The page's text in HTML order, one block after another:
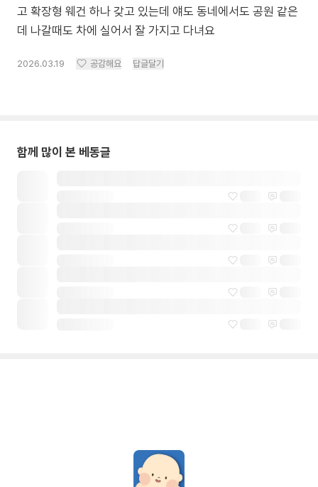
고 확장형 웨건 하나 갖고 있는데 얘도 동네에서도 공원 같은
데 나갈때도 차에 실어서 잘 가지고 다녀요
2026.03.19 공감해요 답글달기
함께 많이 본 베동글